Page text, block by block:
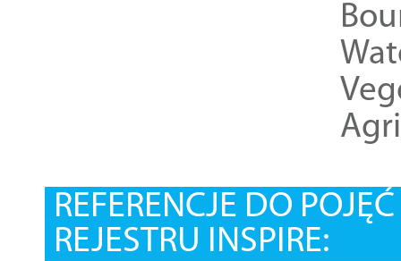
REFERENCJE DO
REJESTRU INSPIRE: